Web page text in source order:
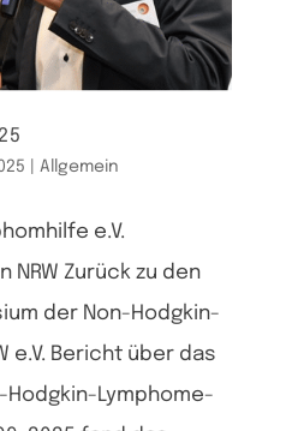
Allgemein
e.V.
Zurück zu den
der Non-Hodgkin-
e.V. Bericht über das
Hodgkin-Lymphome-